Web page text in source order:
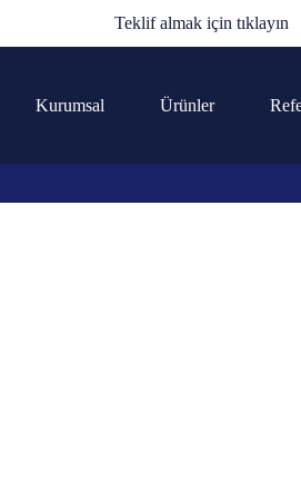
Teklif almak için tıklayın
Kurumsal Ürünler